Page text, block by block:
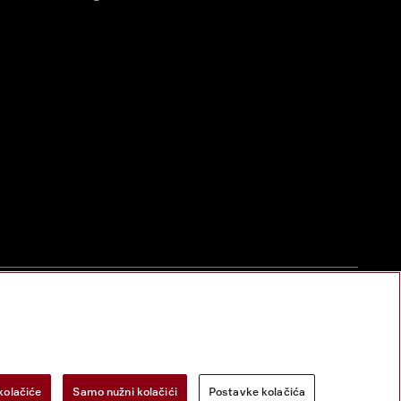
Samo nužni kolačići Postavke kolačića